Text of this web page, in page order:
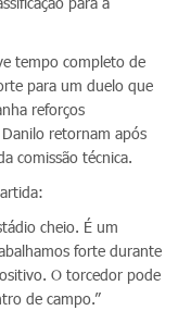
tempo completo de
para um duelo que
reforços
retornam após
comissão técnica.
cheio. É um
forte durante
O torcedor pode
de campo.”